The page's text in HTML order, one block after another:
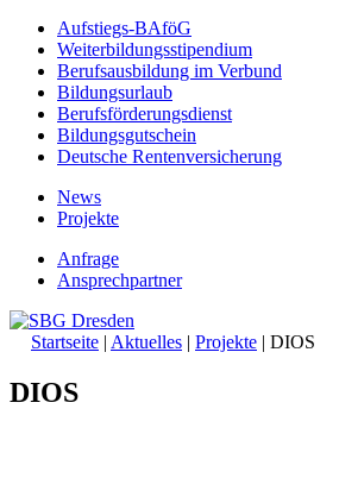
Aufstiegs-BAföG
Weiterbildungsstipendium
Berufsausbildung im Verbund
Bildungsurlaub
Berufsförderungsdienst
Bildungsgutschein
Deutsche Rentenversicherung
News
Projekte
Anfrage
Ansprechpartner
Startseite | Aktuelles | Projekte | DIOS
DIOS